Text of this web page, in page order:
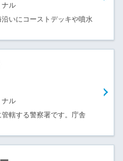
ナル
いにコーストデッキや噴水
ナル
轄する警察署です。庁舎